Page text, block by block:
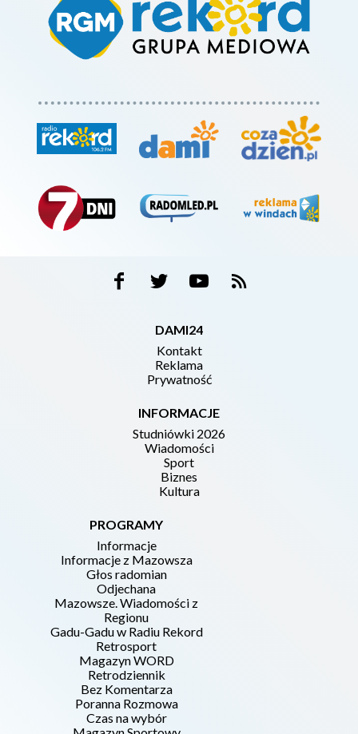
DAMI24
Kontakt
Reklama
Prywatność
INFORMACJE
Studniówki 2026
Wiadomości
Sport
Biznes
Kultura
PROGRAMY
Informacje
Informacje z Mazowsza
Głos radomian
Odjechana
Mazowsze. Wiadomości z
Regionu
Gadu-Gadu w Radiu Rekord
Retrosport
Magazyn WORD
Retrodziennik
Bez Komentarza
Poranna Rozmowa
Czas na wybór